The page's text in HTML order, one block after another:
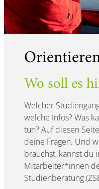
Wo soll es
Welcher
welche Infos? Was
tun? Auf diesen
deine Fragen. Und
brauchst, kannst du
Mitarbeiter*innen
Studienberatung